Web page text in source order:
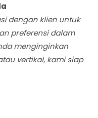
dengan klien untuk
preferensi dalam
menginginkan
vertikal, kami siap